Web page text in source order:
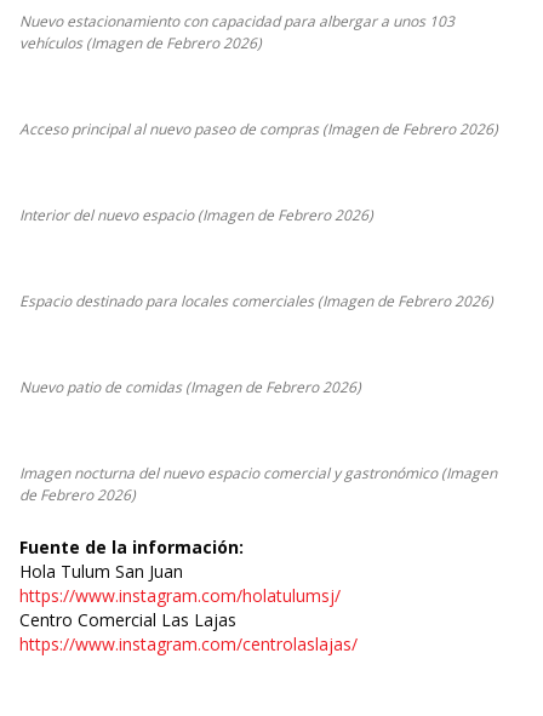
Nuevo estacionamiento con capacidad para albergar a unos 103
vehículos (Imagen de Febrero 2026)
Acceso principal al nuevo paseo de compras (Imagen de Febrero 2026)
Interior del nuevo espacio (Imagen de Febrero 2026)
Espacio destinado para locales comerciales (Imagen de Febrero 2026)
Nuevo patio de comidas (Imagen de Febrero 2026)
Imagen nocturna del nuevo espacio comercial y gastronómico (Imagen
de Febrero 2026)
Fuente de la información:
Hola Tulum San Juan
https://www.instagram.com/holatulumsj/
Centro Comercial Las Lajas
https://www.instagram.com/centrolaslajas/